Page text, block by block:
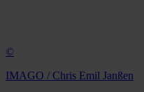
©
IMAGO / Chris Emil Janßen